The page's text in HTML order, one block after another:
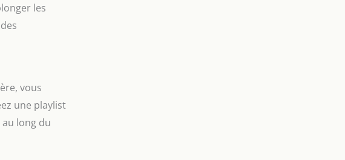
les
vous
une playlist
long du